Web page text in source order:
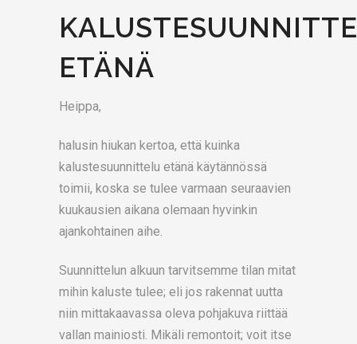
ETÄNÄ
Heippa,
halusin hiukan kertoa, että kuinka
kalustesuunnittelu etänä käytännössä
toimii, koska se tulee varmaan seuraavien
kuukausien aikana olemaan hyvinkin
ajankohtainen aihe.
Suunnittelun alkuun tarvitsemme tilan mitat
mihin kaluste tulee; eli jos rakennat uutta
niin mittakaavassa oleva pohjakuva riittää
vallan mainiosti. Mikäli remontoit; voit itse